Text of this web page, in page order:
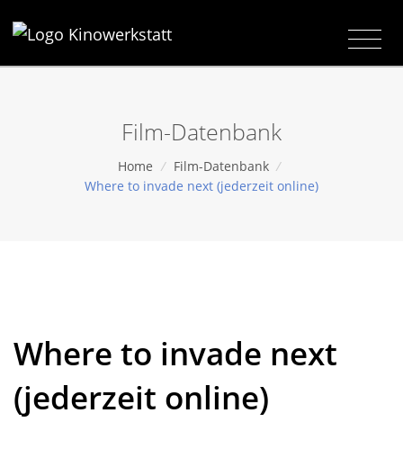
Film-Datenbank
Home / Film-Datenbank /
Where to invade next (jederzeit online)
Where to invade next
(jederzeit online)